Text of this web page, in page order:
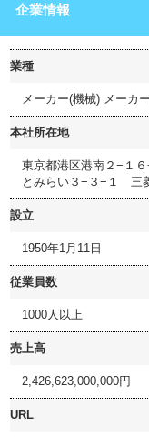
企業情報
業種
メーカー(機械) メーカ
本社所在地
東京都港区港南２−１
とみらい３−３−１ 三
設立
1950年1月11日
従業員数
1000人以上
売上高
2,426,623,000,000円
URL